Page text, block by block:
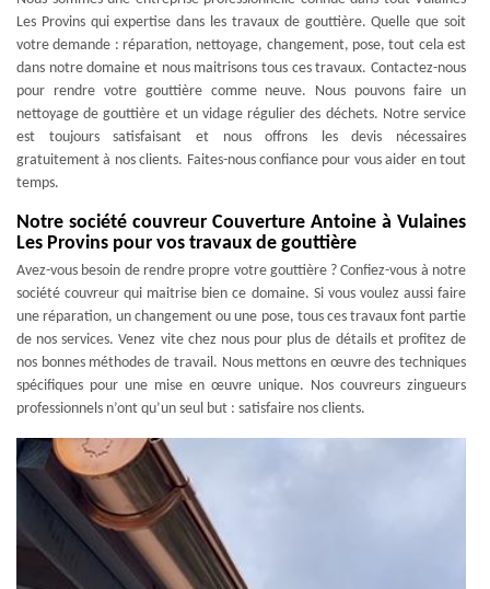
Les Provins qui expertise dans les travaux de gouttière. Quelle que soit
votre demande : réparation, nettoyage, changement, pose, tout cela est
dans notre domaine et nous maitrisons tous ces travaux. Contactez-nous
pour rendre votre gouttière comme neuve. Nous pouvons faire un
nettoyage de gouttière et un vidage régulier des déchets. Notre service
est toujours satisfaisant et nous offrons les devis nécessaires
gratuitement à nos clients. Faites-nous confiance pour vous aider en tout
temps.
Notre société couvreur Couverture Antoine à Vulaines
Les Provins pour vos travaux de gouttière
Avez-vous besoin de rendre propre votre gouttière ? Confiez-vous à notre
société couvreur qui maitrise bien ce domaine. Si vous voulez aussi faire
une réparation, un changement ou une pose, tous ces travaux font partie
de nos services. Venez vite chez nous pour plus de détails et profitez de
nos bonnes méthodes de travail. Nous mettons en œuvre des techniques
spécifiques pour une mise en œuvre unique. Nos couvreurs zingueurs
professionnels n’ont qu’un seul but : satisfaire nos clients.